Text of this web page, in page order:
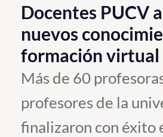
La Universidad
Investigación, Creación e
PUCV Internacional
Vinculación con el Medio
Admisión
Docentes PUCV
nuevos
formación virtual
Más de 60
profesores de la
finalizaron con éxito